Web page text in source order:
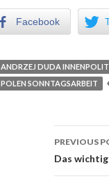
Facebook
ANDRZEJ DUDA
POLEN SONNTAGSARBEIT
Post
PREVIOUS
Das